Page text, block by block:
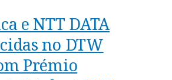
e NTT DATA
no DTW
Prémio